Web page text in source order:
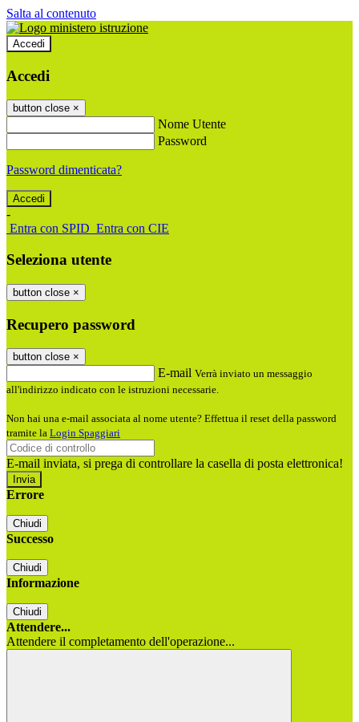
Salta al contenuto
Accedi
Accedi
button close ×
Nome Utente
Password
Password dimenticata?
-
Entra con SPID Entra con CIE
Seleziona utente
button close ×
Recupero password
button close ×
E-mail Verrà inviato un messaggio
all'indirizzo indicato con le istruzioni necessarie.
Non hai una e-mail associata al nome utente? Effettua il reset della password
tramite la Login Spaggiari
E-mail inviata, si prega di controllare la casella di posta elettronica!
Errore
Chiudi
Successo
Chiudi
Informazione
Chiudi
Attendere...
Attendere il completamento dell'operazione...